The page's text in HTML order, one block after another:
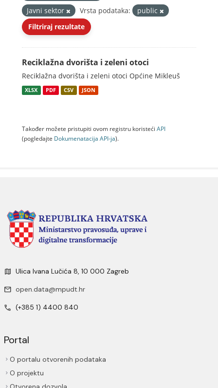
Javni sektor
Vrsta podataka:
public
Filtriraj rezultate
Reciklažna dvorišta i zeleni otoci
Reciklažna dvorišta i zeleni otoci Općine Mikleuš
XLSX PDF CSV JSON
Također možete pristupiti ovom registru koristeći API
(pogledajte Dokumenаtаcijа API-jа).